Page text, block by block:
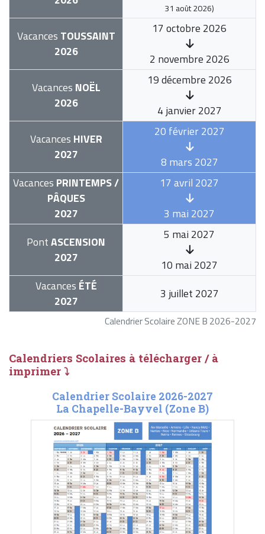
Calendrier Scolaire ZONE B 2026-2027
31 août 2026)
Vacances TOUSSAINT
2026
17 octobre 2026
2 novembre 2026
Vacances NOËL
2026
19 décembre 2026
4 janvier 2027
Vacances HIVER
2027
20 février 2027
8 mars 2027
Vacances PRINTEMPS /
PÂQUES
2027
17 avril 2027
3 mai 2027
PontASCENSION
2027
5 mai 2027
10 mai 2027
Vacances ÉTÉ
2027
3 juillet 2027
Calendriers Scolaires à télécharger / à
imprimer ⤵
Calendrier Scolaire 2026-2027
La Chapelle-Bayvel (Zone B)